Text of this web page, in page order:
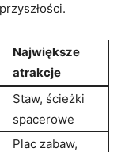
Największe
atrakcje
Staw, ⁤ścieżki
spacerowe
Plac zabaw,